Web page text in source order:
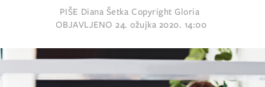
PIŠE Diana Šetka Copyright Gloria
OBJAVLJENO24. ožujka 2020. 14:00